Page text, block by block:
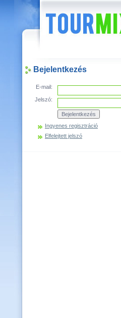
Bejelentkezés
E-mail:
Jelszó:
Ingyenes regisztráció
Elfelejtett jelszó